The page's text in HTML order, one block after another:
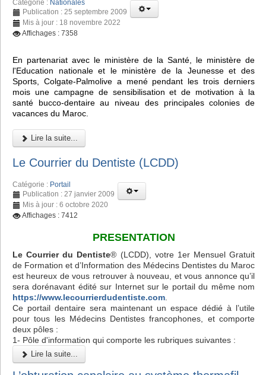
Catégorie : Nationales
Publication : 25 septembre 2009
Mis à jour : 18 novembre 2022
Affichages : 7358
En partenariat avec le ministère de la Santé, le ministère de
l'Education nationale et le ministère de la Jeunesse et des
Sports, Colgate-Palmolive a mené pendant les trois derniers
mois une campagne de sensibilisation et de motivation à la
santé bucco-dentaire au niveau des principales colonies de
vacances du Maroc.
Lire la suite...
Le Courrier du Dentiste (LCDD)
Catégorie : Portail
Publication : 27 janvier 2009
Mis à jour : 6 octobre 2020
Affichages : 7412
PRESENTATION
Le Courrier du Dentiste® (LCDD), votre 1er Mensuel Gratuit
de Formation et d’Information des Médecins Dentistes du Maroc
est heureux de vous retrouver à nouveau, et vous annonce qu’il
sera dorénavant édité sur Internet sur le portail du même nom
https://www.lecourrierdudentiste.com
Ce portail dentaire sera maintenant un espace dédié à l’utile
pour tous les Médecins Dentistes francophones, et comporte
deux pôles :
1- Pôle d'information qui comporte les rubriques suivantes :
Lire la suite...